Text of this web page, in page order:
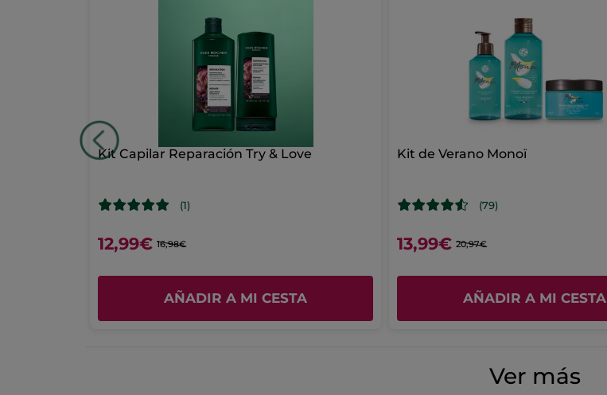
Kit Capilar Reparación Try & Love
(1)
12,99€ 16,98€
AÑADIR A MI CESTA
Kit de Verano Monoï
(79)
13,99€ 20,97€
AÑADIR A MI CESTA
Ver más